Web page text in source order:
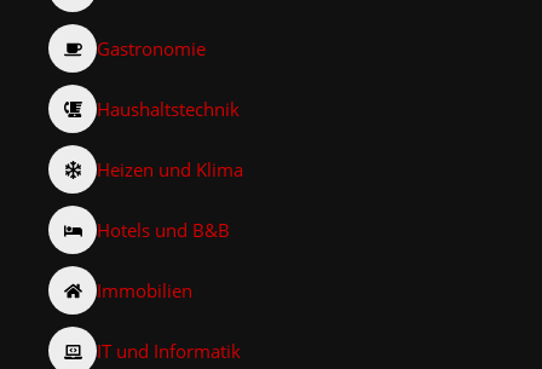
Gastronomie
Haushaltstechnik
Heizen und Klima
Hotels und B&B
Immobilien
IT und Informatik